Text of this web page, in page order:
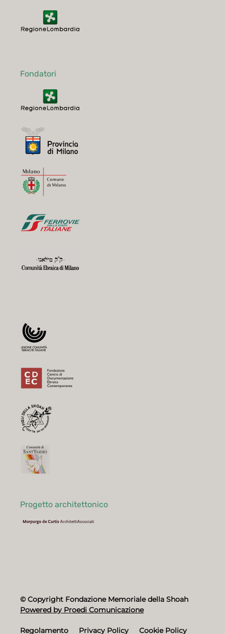
Fondatori
Progetto architettonico
© Copyright Fondazione Memoriale della Shoah
Powered by Proedi Comunicazione
Regolamento Privacy Policy Cookie Policy